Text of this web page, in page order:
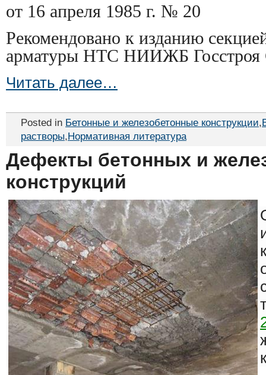
от 16 апреля 1985 г. № 20
Рекомендовано к изданию
арматуры НТС НИИЖБ
Читать далее…
Posted in Бетонные и железобетонные конструкции,
растворы,Нормативная литература
Дефекты бетонных и
конструкций